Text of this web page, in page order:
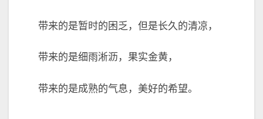
带来的是暂时的困乏，但是长久的清凉，
带来的是细雨淅沥，果实金黄，
带来的是成熟的气息，美好的希望。